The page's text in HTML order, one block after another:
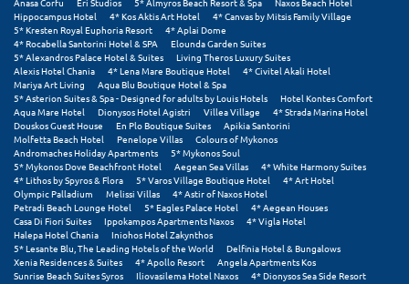
Παραλία Λιτοχώρου
Παράλιο Άστρος
Πάργα
Παρνασσός
Πάρος
Πάτμος
Πάτρα
Παύλιανη
Hippocampus Hotel
4* Kos Aktis Art Hotel
4* Canvas by Mitsis Family Village
5* Kresten Royal Euphoria Resort
4* Aplai Dome
4* Rocabella Santorini Hotel & SPA
Elounda Garden Suites
5* Alexandros Palace Hotel & Suites
Living Theros Luxury Suites
Alexis Hotel Chania
4* Lena Mare Boutique Hotel
4* Civitel Akali Hotel
Mariya Art Living
Aqua Blu Boutique Hotel & Spa
5* Asterion Suites & Spa - Designed for adults by Louis Hotels
Hotel Kontes Comfort
Aqua Mare Hotel
Dionysos Hotel Agistri Villea Village
4* Strada Marina Hotel
Douskos Guest House
En Plo Boutique Suites
Apikia Santorini
Molfetta Beach Hotel
Penelope Villas
Colours of Mykonos
Andromaches Holiday Apartments
5* Mykonos Soul
5* Mykonos Dove Beachfront Hotel
Aegean Sea Villas
4* White Harmony Suites
4* Lithos by Spyros & Flora
5* Varos Village Boutique Hotel
4* Art Hotel
Olympic Palladium
Melissi Villas
4* Astir of Naxos Hotel
Petradi Beach Lounge Hotel
5* Eagles Palace Hotel
4* Aegean Houses
Casa Di Fiori Suites
Ippokampos Apartments Naxos
4* Vigla Hotel
Halepa Hotel Chania
Iniohos Hotel Zakynthos
5* Lesante Blu, The Leading Hotels of the World
Delfinia Hotel & Bungalows
Xenia Residences & Suites
4* Apollo Resort
Angela Apartments Kos
Sunrise Beach Suites Syros
Iliovasilema Hotel Naxos
4* Dionysos Sea Side Resort